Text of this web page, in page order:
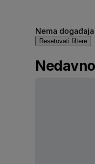
Nema
Resetovati filtere